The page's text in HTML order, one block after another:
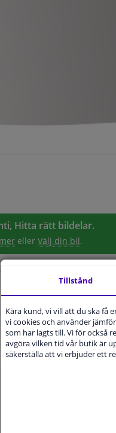
Hitta rätt bildelar.
eller Välj din bil.
Tillstånd
Kära kund, vi vill att du ska få
vi cookies och använder
som har lagts till. Vi för också
avgöra vilken tid vår butik är
säkerställa att vi erbjuder ett